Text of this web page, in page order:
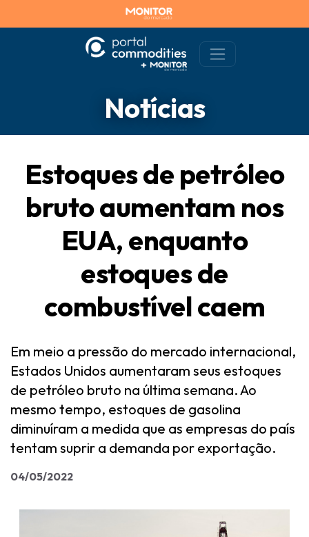
Notícias
Estoques de petróleo
bruto aumentam nos
EUA, enquanto
estoques de
combustível caem
Em meio a pressão do mercado internacional,
Estados Unidos aumentaram seus estoques
de petróleo bruto na última semana. Ao
mesmo tempo, estoques de gasolina
diminuíram a medida que as empresas do país
tentam suprir a demanda por exportação.
04/05/2022